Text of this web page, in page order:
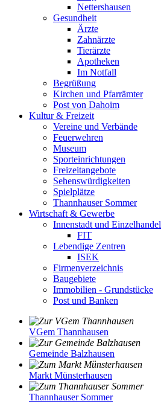
Nettershausen
Gesundheit
Ärzte
Zahnärzte
Tierärzte
Apotheken
Im Notfall
Begrüßung
Kirchen und Pfarrämter
Post von Dahoim
Kultur & Freizeit
Vereine und Verbände
Feuerwehren
Museum
Sporteinrichtungen
Freizeitangebote
Sehenswürdigkeiten
Spielplätze
Thannhauser Sommer
Wirtschaft & Gewerbe
Innenstadt und Einzelhandel
FIT
Lebendige Zentren
ISEK
Firmenverzeichnis
Baugebiete
Immobilien - Grundstücke
Post und Banken
VGem Thannhausen
Gemeinde Balzhausen
Markt Münsterhausen
Thannhauser Sommer